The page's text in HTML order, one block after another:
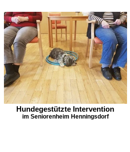
Hundegestützte Intervention
im Seniorenheim Henningsdorf